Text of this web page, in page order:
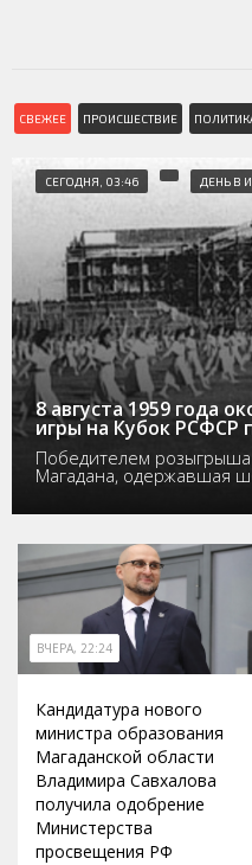
СВЕЖЕЕ ПРОИСШЕСТВИЕ
СЕГОДНЯ, 03:46 ДЕНЬ В
8 августа 1959 года
игры на Кубок РСФСР
Победителем розыгрыша
Магадана, одержавшая
ВЧЕРА, 22:24
Кандидатура нового
министра образования
Магаданской области
Владимира Савхалова
получила одобрение
Министерства
просвещения РФ